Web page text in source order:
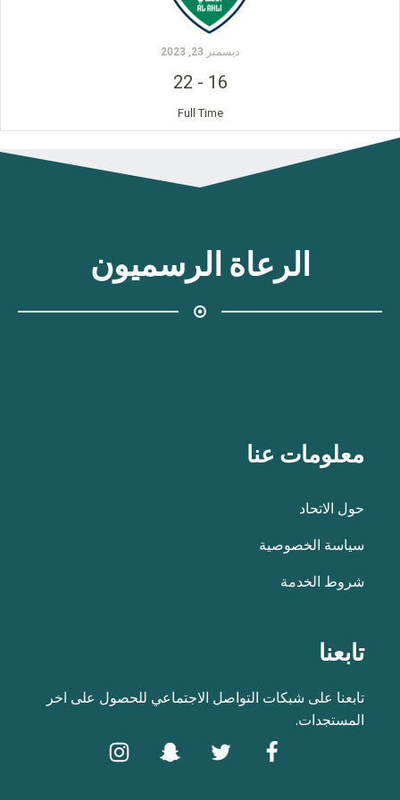
ديسمبر 23, 2023
16
-
22
Full Time
الرعاة الرسميون
معلومات عنا
حول الاتحاد
سياسة الخصوصية
شروط الخدمة
تابعنا
تابعنا على شبكات التواصل الاجتماعي للحصول على اخر
المستجدات.